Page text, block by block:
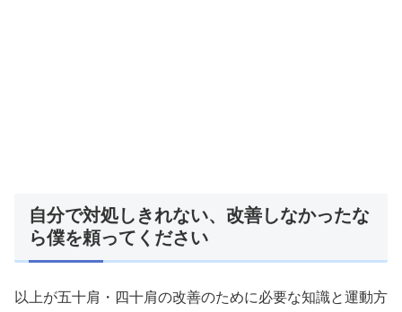
自分で対処しきれない、改善しなかったな
ら僕を頼ってください
以上が五十肩・四十肩の改善のために必要な知識と運動方